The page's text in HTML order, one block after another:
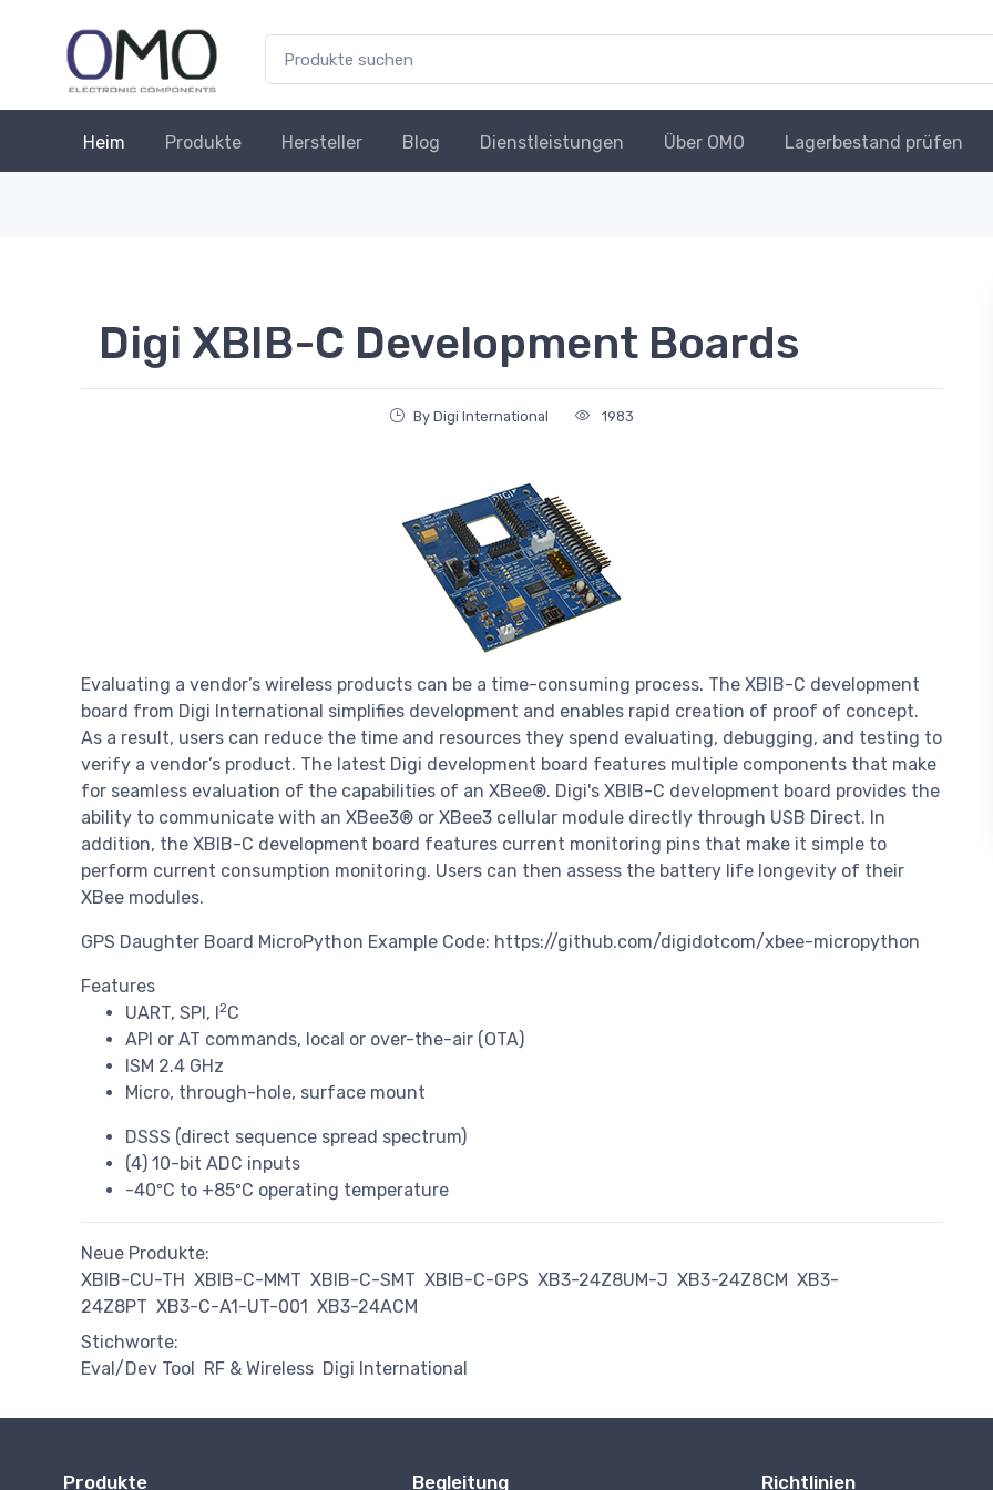
Heim Produkte Hersteller Blog Dienstleistungen Über OMO Lagerbestand prüfen
Digi XBIB-C Development Boards
By Digi International 1983
Evaluating a vendor’s wireless products can be a time-consuming process. The XBIB-C development
board from Digi International simplifies development and enables rapid creation of proof of concept.
As a result, users can reduce the time and resources they spend evaluating, debugging, and testing to
verify a vendor’s product. The latest Digi development board features multiple components that make
for seamless evaluation of the capabilities of an XBee®. Digi's XBIB-C development board provides the
ability to communicate with an XBee3® or XBee3 cellular module directly through USB Direct. In
addition, the XBIB-C development board features current monitoring pins that make it simple to
perform current consumption monitoring. Users can then assess the battery life longevity of their
XBee modules.
GPS Daughter Board MicroPython Example Code: https://github.com/digidotcom/xbee-micropython
Features
UART, SPI, I2C
API or AT commands, local or over-the-air (OTA)
ISM 2.4 GHz
Micro, through-hole, surface mount
DSSS (direct sequence spread spectrum)
(4) 10-bit ADC inputs
-40ºC to +85ºC operating temperature
Neue Produkte:
XBIB-CU-TH XBIB-C-MMT XBIB-C-SMT XBIB-C-GPS XB3-24Z8UM-J XB3-24Z8CM XB3-
24Z8PT XB3-C-A1-UT-001 XB3-24ACM
Stichworte:
Eval/Dev Tool RF & Wireless Digi International
Produkte Begleitung Richtlinien